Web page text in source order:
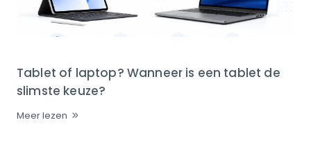
Tablet of laptop? Wanneer is een tablet de
slimste keuze?
Meer lezen